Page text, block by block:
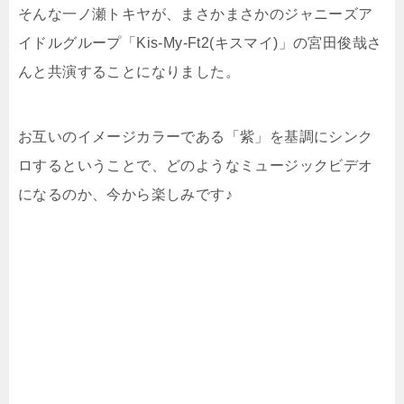
そんな一ノ瀬トキヤが、まさかまさかのジャニーズア
イドルグループ「Kis-My-Ft2(キスマイ)」の宮田俊哉さ
んと共演することになりました。
お互いのイメージカラーである「紫」を基調にシンク
ロするということで、どのようなミュージックビデオ
になるのか、今から楽しみです♪